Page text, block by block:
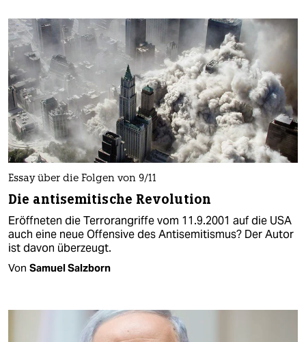
Essay über die Folgen von 9/11
Die antisemitische Revolution
Eröffneten die Terrorangriffe vom 11.9.2001 auf die USA
auch eine neue Offensive des Antisemitismus? Der Autor
ist davon überzeugt.
Von Samuel Salzborn